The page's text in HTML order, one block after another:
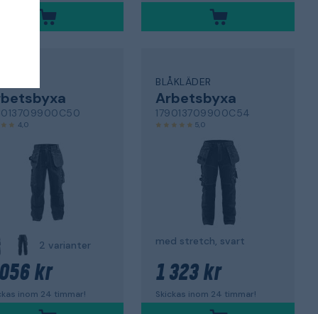
4,0
2 varianter
kr
inom 24 timmar!
BLÅKLÄDER
Arbetsbyxa
179013709900C54
5,0
med stretch, svart
1 323 kr
Skickas inom 24 timmar!